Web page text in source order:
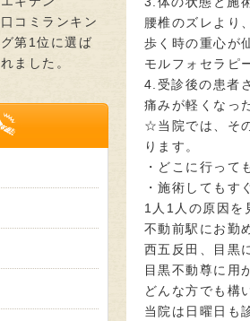
腰椎のズレより
歩く時の重心が
モルフォセラピ
4.受診後の患者
痛みが軽くなっ
☆当院では、そ
ります。
・どこに行って
・施術してもす
1人1人の原因を
不動前駅にお勤
西五反田、目黒
目黒不動尊に用
どんな方でも構
当院は日曜日も
口コミランキン
グ第1位に選ば
れました。
適応症状